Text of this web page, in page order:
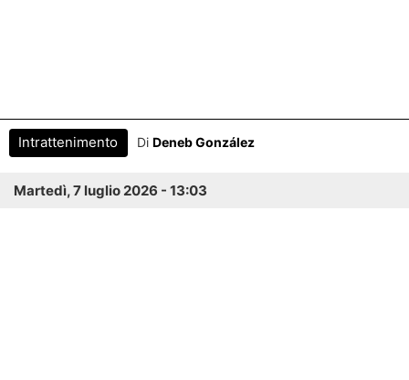
Intrattenimento Di Deneb González
Martedì, 7 luglio 2026 - 13:03